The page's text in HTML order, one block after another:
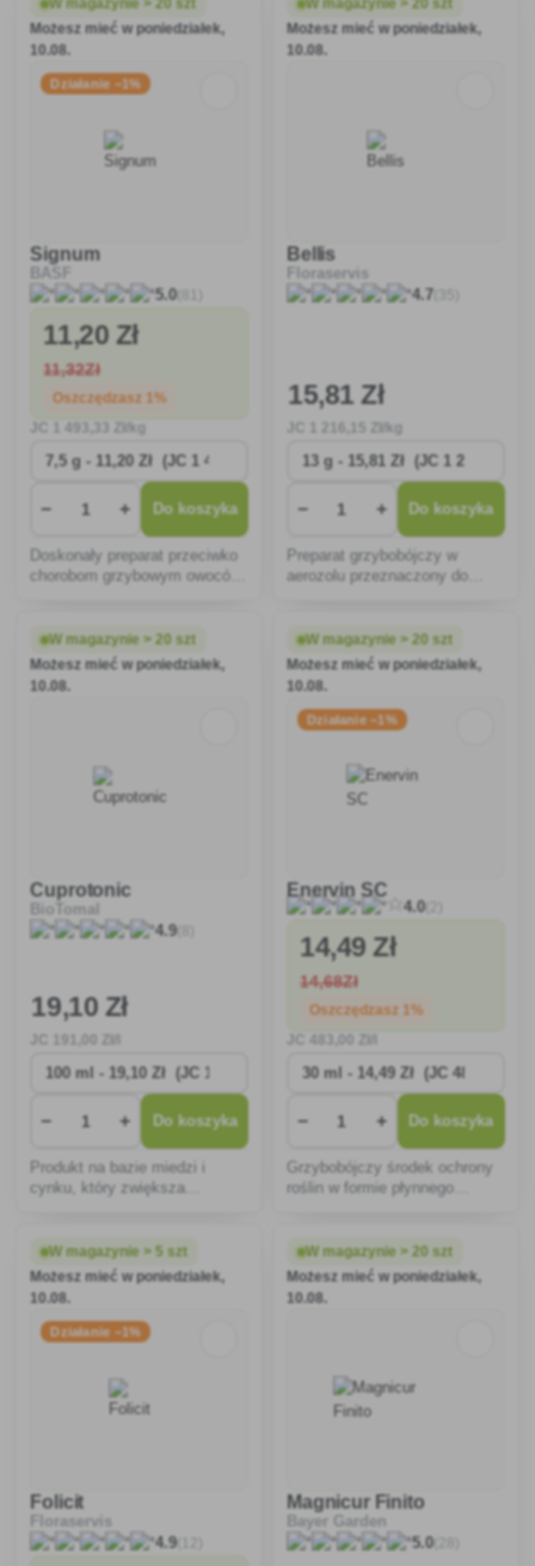
i leczniczym (leczniczym),
przeznaczony do zwalczania
W magazynie > 20 szt
Możesz mieć w poniedziałek,
10.08.
Działanie −1%
Signum
BASF
5.0(81)
11,20 Zł
11,32Zł
Oszczędzasz 1%
,33 Zł/kg
− + Do koszyka
Doskonały preparat przeciwko
chorobom grzybowym owoców
owoców pestkowych.
W magazynie > 20 szt
Możesz mieć w poniedziałek,
10.08.
Bellis
Floraservis
4.7
15,81 Zł
1 216 ,15 Zł/kg
− + Do koszyka
Preparat grzybobójczy w
aerozolu przeznaczony do
magazynowych ziarna.
W magazynie > 20 szt
Możesz mieć w poniedziałek,
10.08.
Cuprotonic
BioTomal
4.9(8)
19,10 Zł
− + Do koszyka
Produkt na bazie miedzi i
cynku, który zwiększa
grzybowe, ogranicza
występowanie chorób i
optymalizuje odżywianie.
W magazynie > 20 szt
Możesz mieć w poniedziałek,
10.08.
Działanie −1%
Enervin SC
4.0(2)
14,49 Zł
14,68Zł
Oszczędzasz 1%
− + Do koszyka
Grzybobójczy środek ochrony
roślin w formie płynnego
ochrony winorośli przed
peronosporem winorośli oraz
do ochrony ziemniaków przed
W magazynie > 5 szt
Możesz mieć w poniedziałek,
10.08.
Działanie −1%
Folicit
Floraservis
4.9(12)
W magazynie > 20 szt
Możesz mieć w poniedziałek,
10.08.
Magnicur Finito
Bayer Garden
5.0(28)